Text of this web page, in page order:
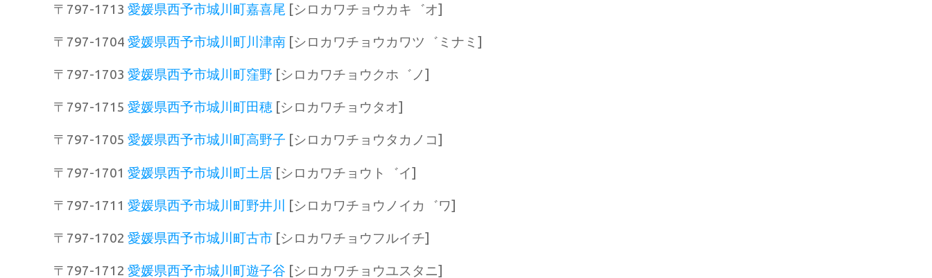
〒797-1713 愛媛県西予市城川町嘉喜尾 [シロカワチョウカキ゛オ]
〒797-1704 愛媛県西予市城川町川津南 [シロカワチョウカワツ゛ミナミ]
〒797-1703 愛媛県西予市城川町窪野 [シロカワチョウクホ゛ノ]
〒797-1715 愛媛県西予市城川町田穂 [シロカワチョウタオ]
〒797-1705 愛媛県西予市城川町高野子 [シロカワチョウタカノコ]
〒797-1701 愛媛県西予市城川町土居 [シロカワチョウト゛イ]
〒797-1711 愛媛県西予市城川町野井川 [シロカワチョウノイカ゛ワ]
〒797-1702 愛媛県西予市城川町古市 [シロカワチョウフルイチ]
〒797-1712 愛媛県西予市城川町遊子谷 [シロカワチョウユスタニ]